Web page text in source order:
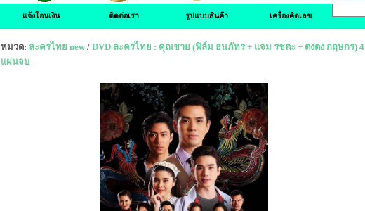
แจ้งโอนเงิน ติดต่อเรา รูปแบบสินค้า เครื่องคิดเลข
หมวด: ละครไทย new / DVD ละครไทย : คุณชาย (ฟิล์ม ธนภัทร + แจม รชตะ + ตงตง กฤษกร) 4
แผ่นจบ